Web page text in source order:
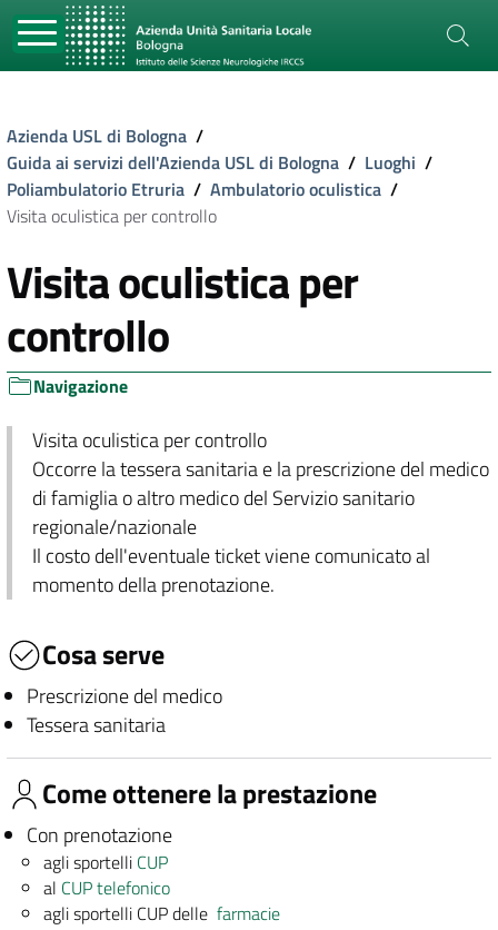
Azienda USL di Bologna /
Guida ai servizi dell'Azienda USL di Bologna / Luoghi /
Poliambulatorio Etruria / Ambulatorio oculistica /
Visita oculistica per controllo
Visita oculistica per
controllo
Navigazione
Visita oculistica per controllo
Occorre la tessera sanitaria e la prescrizione del medico
di famiglia o altro medico del Servizio sanitario
regionale/nazionale
Il costo dell'eventuale ticket viene comunicato al
momento della prenotazione.
Cosa serve
Prescrizione del medico
Tessera sanitaria
Come ottenere la prestazione
Con prenotazione
agli sportelli CUP
al CUP telefonico
agli sportelli CUP dellefarmacie